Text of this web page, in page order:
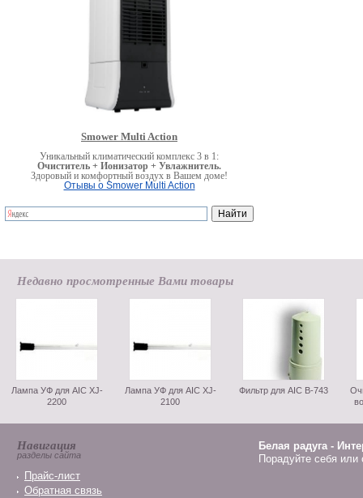
Smower Multi Action
Уникальный климатический комплекс 3 в 1:
Очиститель + Ионизатор + Увлажнитель.
Здоровый и комфортный воздух в Вашем доме!
Отывы о Smower Multi Action
Недавно просмотренные Вами товары
Лампа УФ для AIC XJ-
2200
Лампа УФ для AIC XJ-
2100
Фильтр для AIC B-743
Навигация
разделы сайта
Прайс-лист
Обратная связь
Белая радуга -
Порадуйте себя